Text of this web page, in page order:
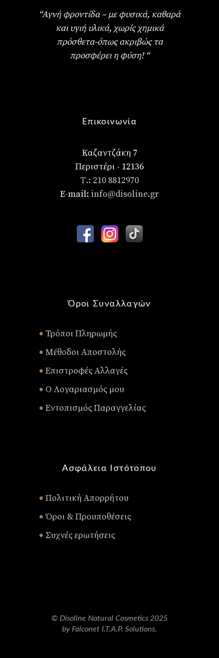
“Αγνή φροντίδα – με φυσικά, καθαρά
και υγιή υλικά, χωρίς χημικά
πρόσθετα-όπως ακριβώς τα
προσφέρει η φύση! “
Επικοινωνία
Καζαντζάκη 7
Περιστέρι - 12136
Τ.: 210 8812970
E-mail: info@disoline.gr
Όροι Συναλλαγών
• Τρόποι Πληρωμής
• Μέθοδοι Αποστολής
• Επιστροφές Αλλαγές
• Ο Λογαριασμός μου
• Εντοπισμός Παραγγελίας
Ασφάλεια Ιστότοπου
• Πολιτική Απορρήτου
• Όροι & Προυποθέσεις
• Συχνές ερωτήσεις
© Disoline Natural Cosmetics 2025
by Falconet I.T.A.P. Solutions.